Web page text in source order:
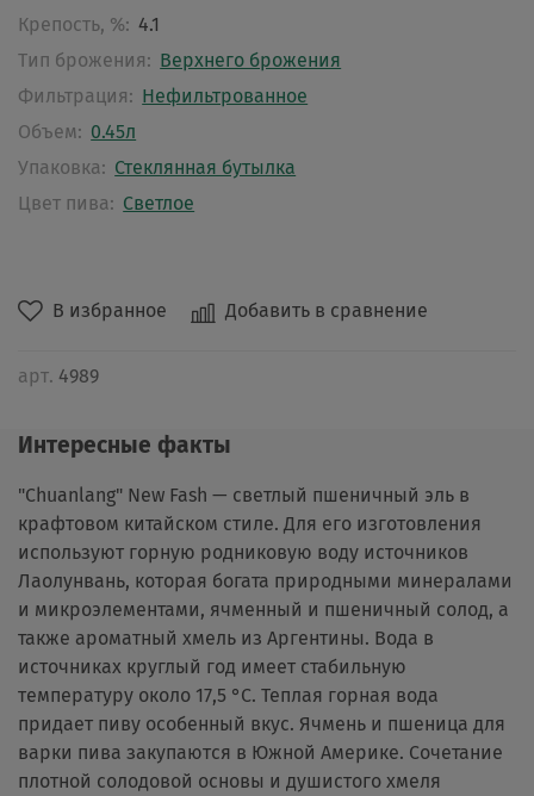
В избранное Добавить в сравнение
арт. 4989
Крепость, %: 4.1
Тип брожения: Верхнего брожения
Фильтрация: Нефильтрованное
Объем: 0.45л
Упаковка: Стеклянная бутылка
Цвет пива: Светлое
Интересные факты
"Chuanlang" New Fash — светлый пшеничный эль в
крафтовом китайском стиле. Для его изготовления
используют горную родниковую воду источников
Лаолунвань, которая богата природными минералами
и микроэлементами, ячменный и пшеничный солод, а
также ароматный хмель из Аргентины. Вода в
источниках круглый год имеет стабильную
температуру около 17,5 °С. Теплая горная вода
придает пиву особенный вкус. Ячмень и пшеница для
варки пива закупаются в Южной Америке. Сочетание
плотной солодовой основы и душистого хмеля